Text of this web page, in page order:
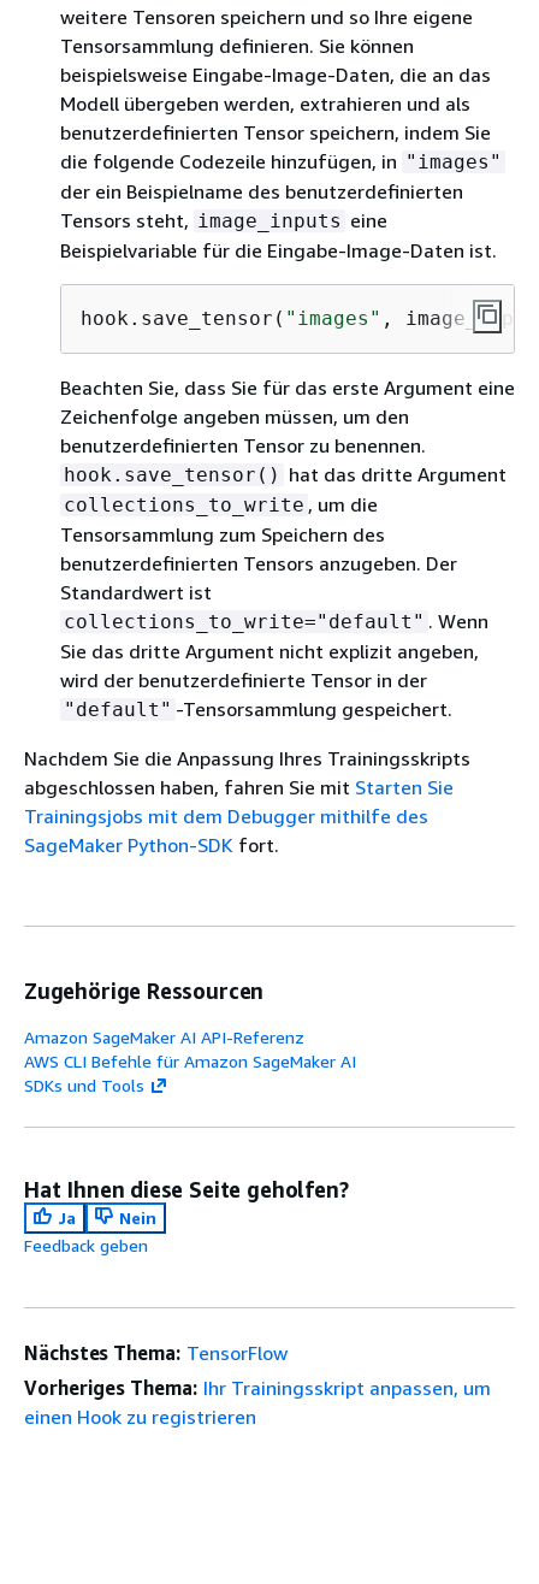
weitere Tensoren speichern und so Ihre eigene
Tensorsammlung definieren. Sie können
beispielsweise Eingabe-Image-Daten, die an das
Modell übergeben werden, extrahieren und als
benutzerdefinierten Tensor speichern, indem Sie
die folgende Codezeile hinzufügen, in "images"
der ein Beispielname des benutzerdefinierten
Tensors steht, image_inputs eine
Beispielvariable für die Eingabe-Image-Daten ist.
hook.save_tensor( "images" ,
Beachten Sie, dass Sie für das erste Argument eine
Zeichenfolge angeben müssen, um den
benutzerdefinierten Tensor zu benennen.
hook.save_tensor() hat das dritte Argument
collections_to_write , um die
Tensorsammlung zum Speichern des
benutzerdefinierten Tensors anzugeben. Der
Standardwert ist
collections_to_write="default" . Wenn
Sie das dritte Argument nicht explizit angeben,
wird der benutzerdefinierte Tensor in der
"default" -Tensorsammlung gespeichert.
Nachdem Sie die Anpassung Ihres Trainingsskripts
abgeschlossen haben, fahren Sie mit Starten Sie
Trainingsjobs mit dem Debugger mithilfe des
SageMaker Python-SDK fort.
Zugehörige Ressourcen
Amazon SageMaker AI API-Referenz
AWS CLI Befehle für Amazon SageMaker AI
SDKs und Tools
Hat Ihnen diese Seite geholfen?
Ja
Nein
Feedback geben
Nächstes Thema: TensorFlow
Vorheriges Thema: Ihr Trainingsskript anpassen, um
einen Hook zu registrieren